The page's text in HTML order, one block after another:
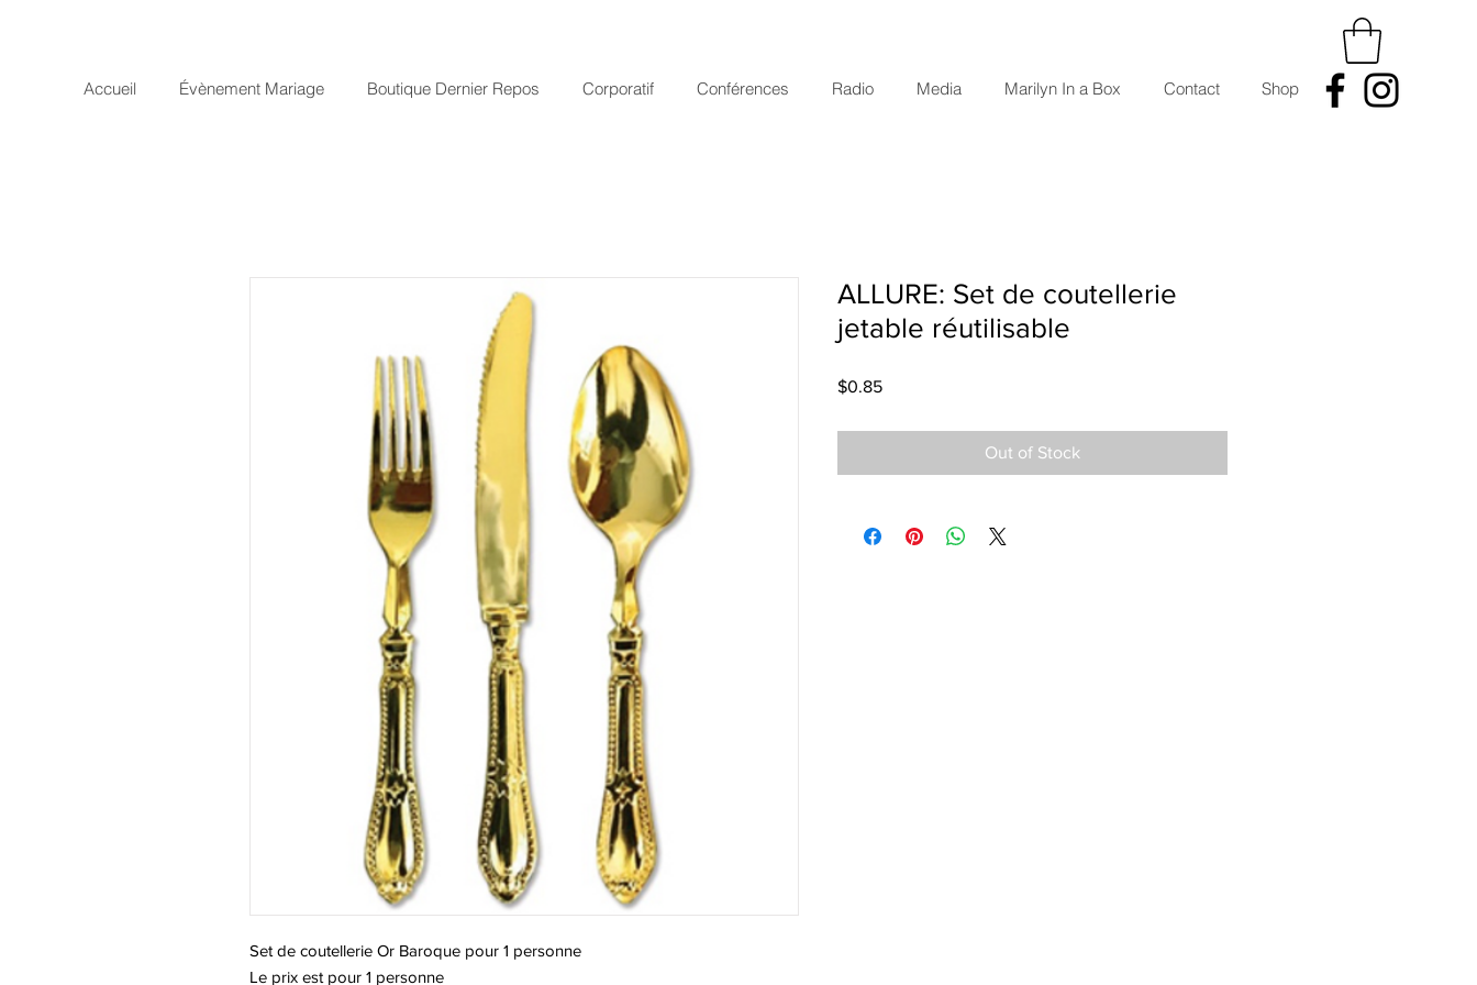
Accueil Évènement Mariage Boutique Dernier Repos Corporatif Conférences Radio Media Marilyn In a Box Contact Shop
Set de coutellerie Or Baroque pour 1 personne
Le prix est pour 1 personne
ALLURE: Set de coutellerie
jetable réutilisable
$0.85Price
Out of Stock